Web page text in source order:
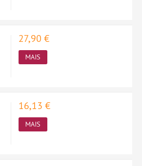
27,90 €
MAIS
16,13 €
MAIS